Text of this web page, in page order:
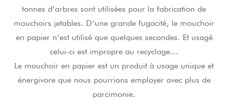
tonnes d’arbres sont utilisées pour la fabrication de
mouchoirs jetables. D’une grande fugacité, le mouchoir
en papier n’est utilisé que quelques secondes. Et usagé
celui-ci est impropre au recyclage…
Le mouchoir en papier est un produit à usage unique et
énergivore que nous pourrions employer avec plus de
parcimonie.